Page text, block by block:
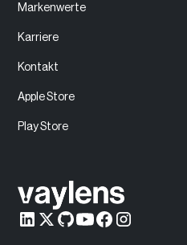
Markenwerte
Karriere
Kontakt
Apple Store
Play Store